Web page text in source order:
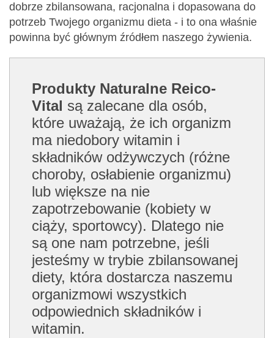
dobrze zbilansowana, racjonalna i dopasowana do
potrzeb Twojego organizmu dieta - i to ona właśnie
powinna być głównym źródłem naszego żywienia.
Produkty Naturalne Reico-
Vital są zalecane dla osób,
które uważają, że ich organizm
ma niedobory witamin i
składników odżywczych (różne
choroby, osłabienie organizmu)
lub większe na nie
zapotrzebowanie (kobiety w
ciąży, sportowcy). Dlatego nie
są one nam potrzebne, jeśli
jesteśmy w trybie zbilansowanej
diety, która dostarcza naszemu
organizmowi wszystkich
odpowiednich składników i
witamin.